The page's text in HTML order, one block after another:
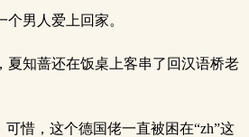
男人爱上回家。
知蔷还在饭桌上客串了回汉语桥老
惜，这个德国佬一直被困在“zh”这